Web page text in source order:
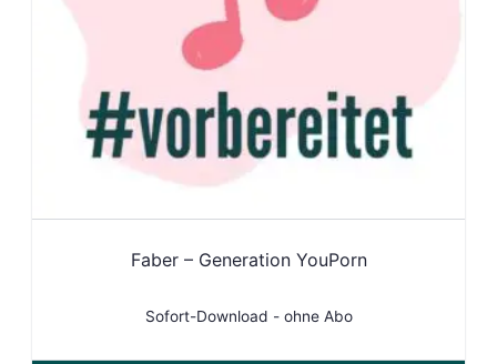
Faber – Generation YouPorn
Sofort-Download - ohne Abo